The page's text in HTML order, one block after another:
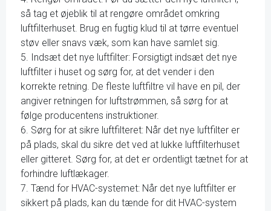
så tag et øjeblik til at rengøre området omkring
luftfilterhuset. Brug en fugtig klud til at tørre eventuel
støv eller snavs væk, som kan have samlet sig.
5. Indsæt det nye luftfilter: Forsigtigt indsæt det nye
luftfilter i huset og sørg for, at det vender i den
korrekte retning. De fleste luftfiltre vil have en pil, der
angiver retningen for luftstrømmen, så sørg for at
følge producentens instruktioner.
6. Sørg for at sikre luftfilteret: Når det nye luftfilter er
på plads, skal du sikre det ved at lukke luftfilterhuset
eller gitteret. Sørg for, at det er ordentligt tætnet for at
forhindre luftlækager.
7. Tænd for HVAC-systemet: Når det nye luftfilter er
sikkert på plads, kan du tænde for dit HVAC-system